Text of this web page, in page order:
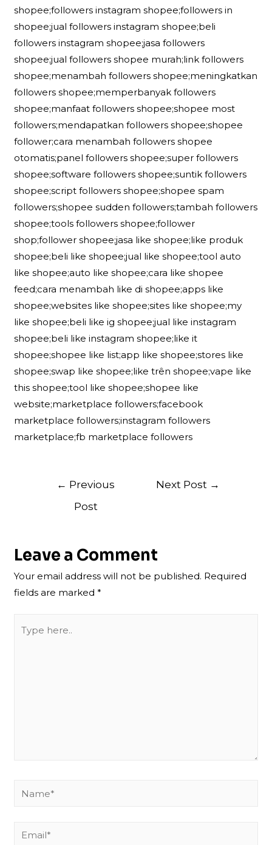
shopee;followers instagram shopee;followers in
shopee;jual followers instagram shopee;beli
followers instagram shopee;jasa followers
shopee;jual followers shopee murah;link followers
shopee;menambah followers shopee;meningkatkan
followers shopee;memperbanyak followers
shopee;manfaat followers shopee;shopee most
followers;mendapatkan followers shopee;shopee
follower;cara menambah followers shopee
otomatis;panel followers shopee;super followers
shopee;software followers shopee;suntik followers
shopee;script followers shopee;shopee spam
followers;shopee sudden followers;tambah followers
shopee;tools followers shopee;follower
shop;follower shopee;jasa like shopee;like produk
shopee;beli like shopee;jual like shopee;tool auto
like shopee;auto like shopee;cara like shopee
feed;cara menambah like di shopee;apps like
shopee;websites like shopee;sites like shopee;my
like shopee;beli like ig shopee;jual like instagram
shopee;beli like instagram shopee;like it
shopee;shopee like list;app like shopee;stores like
shopee;swap like shopee;like trên shopee;vape like
this shopee;tool like shopee;shopee like
website;marketplace followers;facebook
marketplace followers;instagram followers
marketplace;fb marketplace followers
Post
navigation
← Previous
Post
Next Post →
Leave a Comment
Your email address will not be published. Required
fields are marked*
here..
Name*
Email*